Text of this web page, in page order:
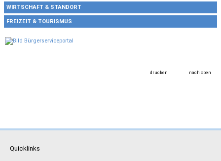
WIRTSCHAFT & STANDORT
FREIZEIT & TOURISMUS
drucken nach oben
Quicklinks